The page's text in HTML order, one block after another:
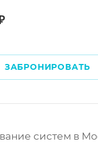
ЗАБРОНИРОВАТЬ
систем в